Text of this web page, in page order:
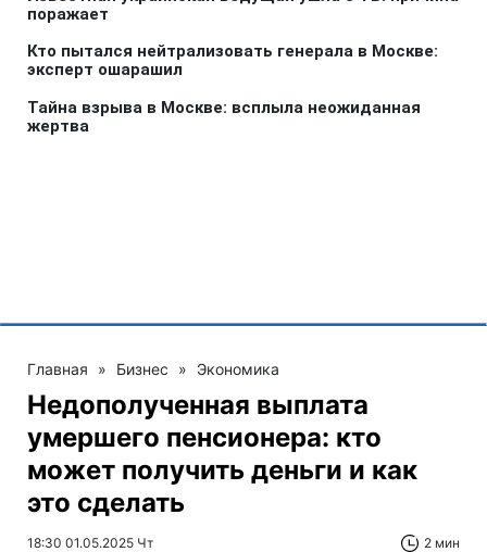
Главная » Бизнес » Экономика
Недополученная выплата
умершего пенсионера: кто
может получить деньги и как
это сделать
18:30 01.05.2025 Чт 2 мин